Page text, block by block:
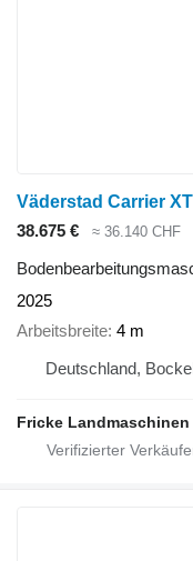
Väderstad Carrier
38.675 €
≈ 36.140 CHF
2025
Arbeitsbreite 4 m
Deutschland,
Fricke Landmaschinen